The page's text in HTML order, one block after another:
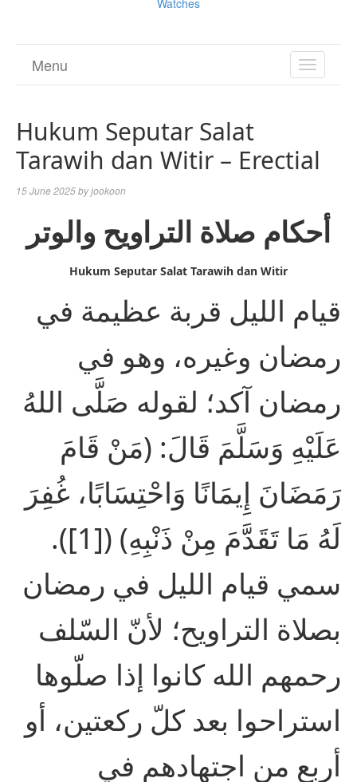
Watches
TOGGLE
Menu
Hukum Seputar Salat
Tarawih dan Witir – Erectial
15 June 2025byjookoon
أحكام صلاة التراويح والوتر
Hukum Seputar Salat Tarawih dan Witir
قيام الليل قربة عظيمة في
رمضان وغيره، وهو في
رمضان آكد؛ لقوله صَلَّى اللهُ
عَلَيْهِ وَسَلَّمَ قَالَ: (مَنْ قَامَ
رَمَضَانَ إِيمَانًا وَاحْتِسَابًا، غُفِرَ
لَهُ مَا تَقَدَّمَ مِنْ ذَنْبِهِ) ([1]).
سمي قيام الليل في رمضان
بصلاة التراويح؛ لأنّ السّلف
رحمهم الله كانوا إذا صلّوها
استراحوا بعد كلّ ركعتين، أو
أربع من اجتهادهم في